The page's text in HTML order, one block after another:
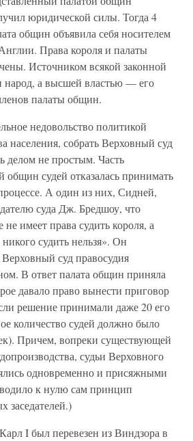
юридической силы. Тогда 4
общин объявила себя носителем
Права короля и палаты
Источником всякой законной
народ, а высшей властью — его
палаты общин.
недовольство политикой
населения, собрать Верховный суд
делом не простым. Часть
общин судей отказалась принимать
А один из них, Сидней,
суда Дж. Бредшоу, что
имеет права судить короля, а
судить нельзя». Он
суд правосудия
В ответ палата общин приняла
давало право вынести приговор
решение принимали даже 20 его
количество судей должно было
Причем, вопреки существующей
судьи Верховного
одновременно и присяжными
к нулю сам принцип
заседателей.)
I был перевезен из Виндзора в